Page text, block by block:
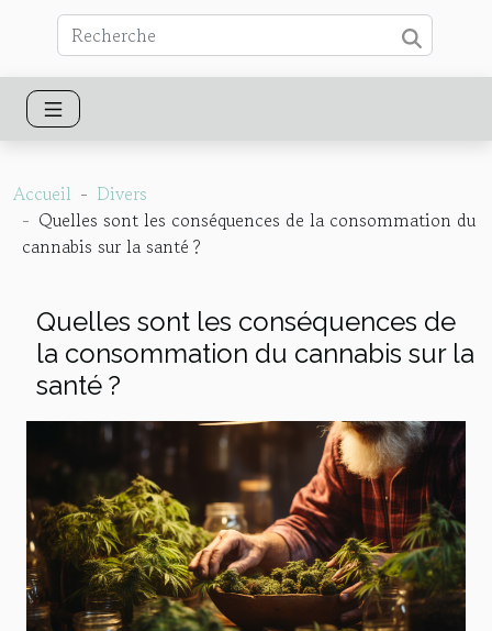
Accueil
Divers
Quelles sont les conséquences de la consommation du
cannabis sur la santé ?
Quelles sont les conséquences de
la consommation du cannabis sur la
santé ?